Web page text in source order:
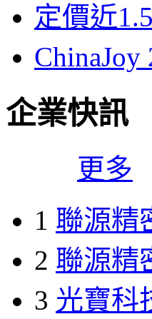
定價近
企業快訊
更多
1 聯源精
2 聯源精
3 光寶科